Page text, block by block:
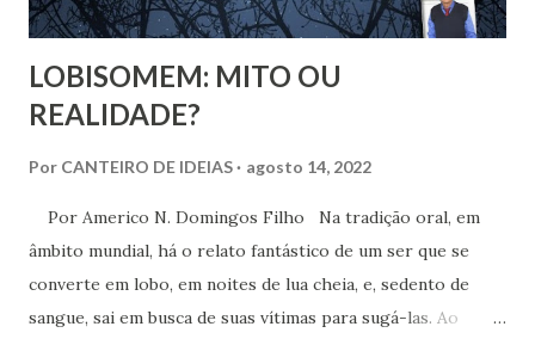
LOBISOMEM: MITO OU
REALIDADE?
Por CANTEIRO DE IDEIAS agosto 14, 2022
Por Americo N. Domingos Filho Na tradição oral, em
âmbito mundial, há o relato fantástico de um ser que se
converte em lobo, em noites de lua cheia, e, sedento de
sangue, sai em busca de suas vítimas para sugá-las. Ao